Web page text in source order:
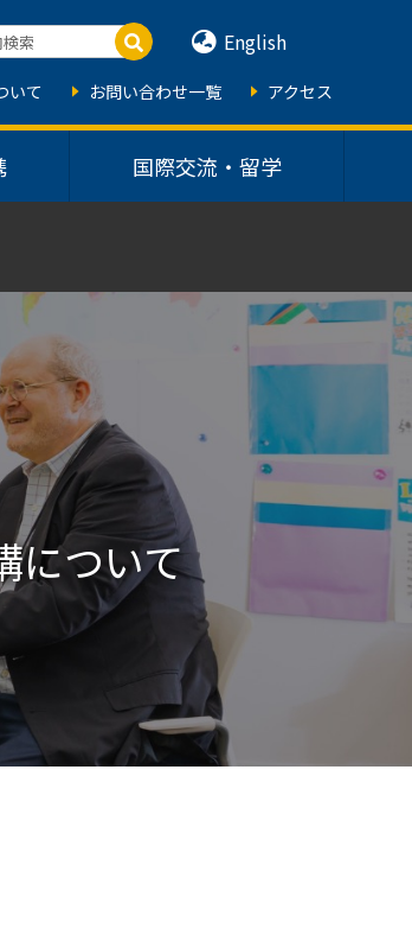
国際交流・留学
English
いて お問い合わせ一覧 アクセス
について